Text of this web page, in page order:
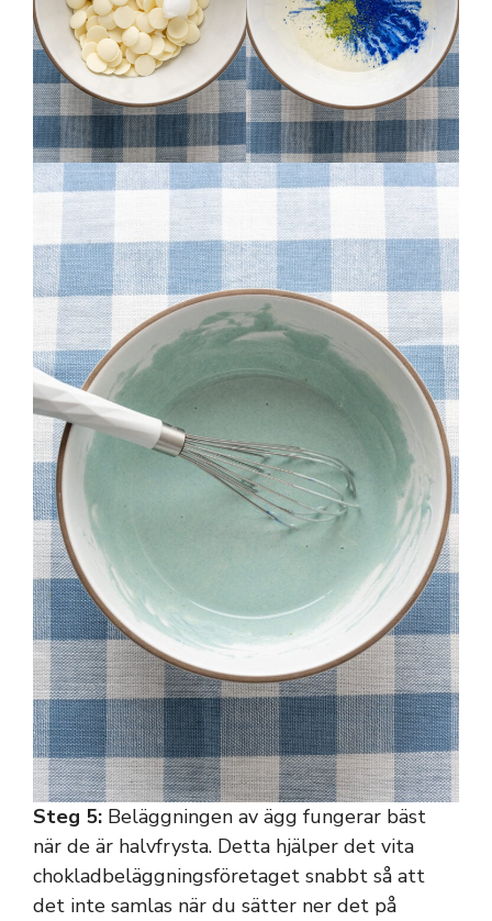
Steg 5: Beläggningen av ägg fungerar bäst
när de är halvfrysta. Detta hjälper det vita
chokladbeläggningsföretaget snabbt så att
det inte samlas när du sätter ner det på